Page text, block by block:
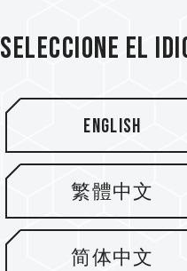
Seleccione el
English
繁體中文
简体中文